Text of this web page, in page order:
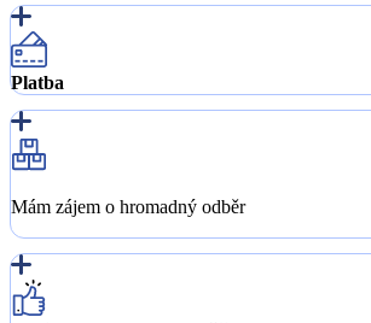
Platba
Mám zájem o hromadný odběr